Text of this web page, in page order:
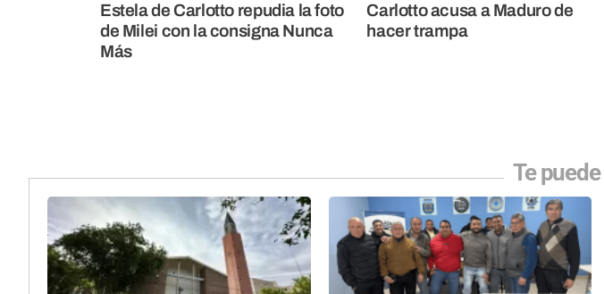
Estela de Carlotto repudia la foto
de Milei con la consigna Nunca
Más
Carlotto acusa a Maduro de
hacer trampa
Te puede